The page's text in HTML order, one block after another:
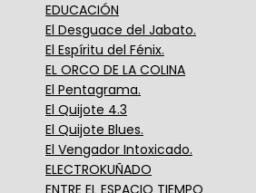
EDUCACIÓN
El Desguace del Jabato.
El Espíritu del Fénix.
EL ORCO DE LA COLINA
El Pentagrama.
El Quijote 4.3
El Quijote Blues.
El Vengador Intoxicado.
ELECTROKUÑADO
ENTRE EL ESPACIO TIEMPO